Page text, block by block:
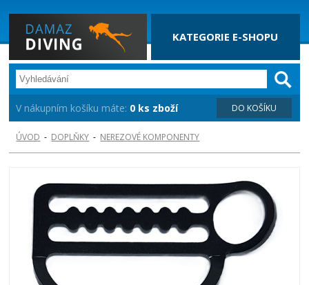
KATEGORIE E-SHOPU
V nákupním košíku máte: 0 ks zboží DO KOŠÍKU
ÚVOD - DOPLŇKY - NEREZOVÉ KOMPONENTY